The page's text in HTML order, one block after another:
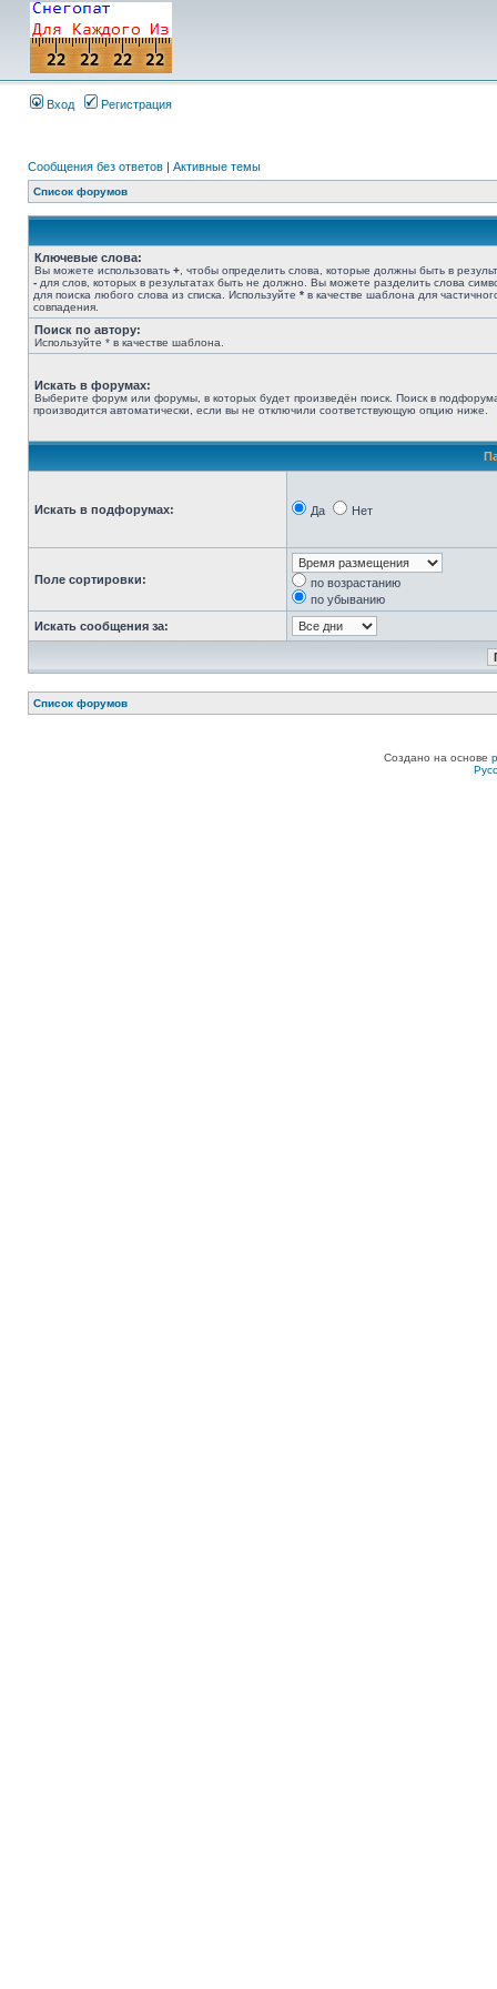
Вход Регистрация
Сообщения без ответов | Активные темы
Список форумов
Ключевые слова:
Вы можете использовать + , чтобы определить слова, которые должны быть в
- для слов, которых в результатах быть не должно. Вы можете разделить слова
для поиска любого слова из списка. Используйте * в качестве шаблона для
совпадения.
Поиск по автору:
Используйте * в качестве шаблона.
Искать в форумах:
Выберите форум или форумы, в которых будет произведён поиск. Поиск в
производится автоматически, если вы не отключили соответствующую опцию ниже.
Искать в подфорумах: Да Нет
Поле сортировки:
по возрастанию
по убыванию
Искать сообщения за:
Список форумов
Создано на основе